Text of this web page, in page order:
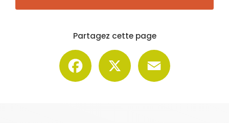
Partagez cette page
Facebook